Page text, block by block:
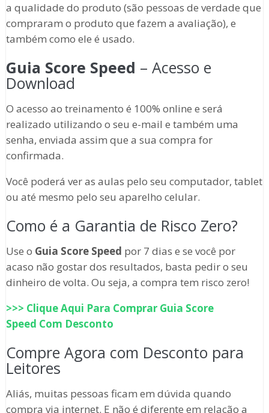
a qualidade do produto (são pessoas de verdade que
compraram o produto que fazem a avaliação), e
também como ele é usado.
Guia Score Speed – Acesso e
Download
O acesso ao treinamento é 100% online e será
realizado utilizando o seu e-mail e também uma
senha, enviada assim que a sua compra for
confirmada.
Você poderá ver as aulas pelo seu computador, tablet
ou até mesmo pelo seu aparelho celular.
Como é a Garantia de Risco Zero?
Use o Guia Score Speed por 7 dias e se você por
acaso não gostar dos resultados, basta pedir o seu
dinheiro de volta. Ou seja, a compra tem risco zero!
>>> Clique Aqui Para Comprar Guia Score
Speed Com Desconto
Compre Agora com Desconto para
Leitores
Aliás, muitas pessoas ficam em dúvida quando
compra via internet. E não é diferente em relação a